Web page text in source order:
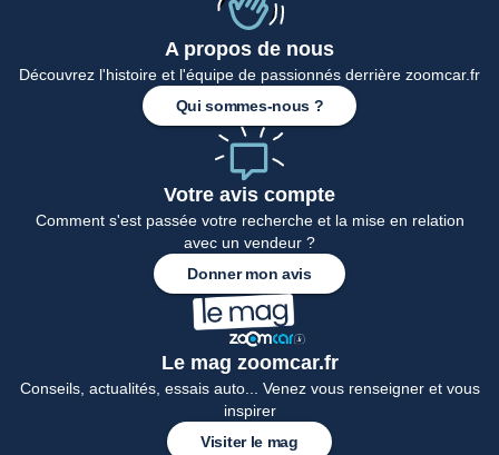
A propos de nous
Découvrez l'histoire et l'équipe de passionnés derrière zoomcar.fr
Qui sommes-nous ?
Votre avis compte
Comment s'est passée votre recherche et la mise en relation
avec un vendeur ?
Donner mon avis
Le mag zoomcar.fr
Conseils, actualités, essais auto... Venez vous renseigner et vous
inspirer
Visiter le mag